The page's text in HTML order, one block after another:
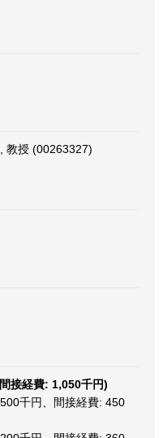
教授 (00263327)
接経費: 1,050千円)
千円、間接経費: 450